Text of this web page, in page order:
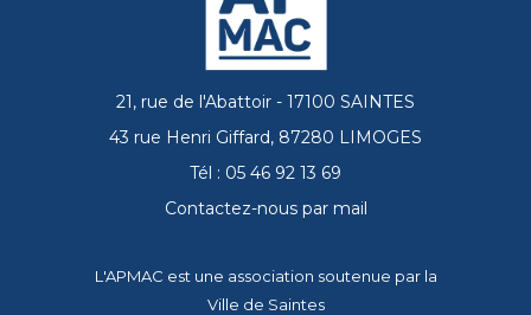
21, rue de l'Abattoir - 17100 SAINTES
43 rue Henri Giffard, 87280 LIMOGES
Tél : 05 46 92 13 69
Contactez-nous par mail
L'APMAC est une association soutenue par la
Ville de Saintes